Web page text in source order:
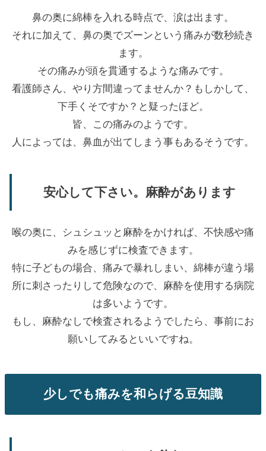
鼻の奥に綿棒を入れる時点で、涙は出ます。
それに加えて、鼻の奥でズーンという痛みが数秒続き
ます。
その痛みが頭を貫通するような痛みです。
看護師さん、やり方間違ってませんか？もしかして、
下手くそですか？と疑ったほど。
皆、この痛みのようです。
人によっては、鼻血が出てしまう事もあるそうです。
安心して下さい。麻酔があります
喉の奥に、シュシュッと麻酔をかければ、不快感や痛
みを感じずに検査できます。
特に子どもの場合、痛みで暴れしまい、綿棒が違う場
所に刺さったりして危険なので、麻酔を使用する病院
は多いようです。
もし、麻酔なしで検査されるようでしたら、事前にお
願いしてみるといいですね。
少しでも痛みを和らげる豆知識